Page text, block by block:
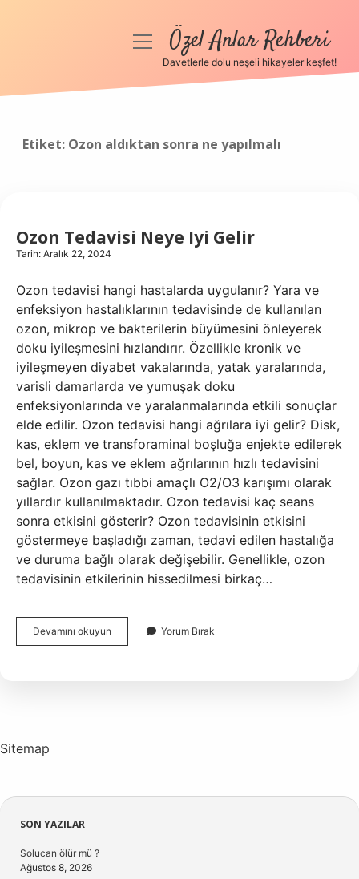
Anasayfa
menüyüÖzel Anlar Rehberi
Davetlerle dolu neşeli hikayeler keşfet!
Etiket: Ozon aldıktan sonra ne yapılmalı
Ozon Tedavisi Neye Iyi Gelir
Tarih: Aralık 22, 2024
Ozon tedavisi hangi hastalarda uygulanır? Yara ve
enfeksiyon hastalıklarının tedavisinde de kullanılan
ozon, mikrop ve bakterilerin büyümesini önleyerek
doku iyileşmesini hızlandırır. Özellikle kronik ve
iyileşmeyen diyabet vakalarında, yatak yaralarında,
varisli damarlarda ve yumuşak doku
enfeksiyonlarında ve yaralanmalarında etkili sonuçlar
elde edilir. Ozon tedavisi hangi ağrılara iyi gelir? Disk,
kas, eklem ve transforaminal boşluğa enjekte edilerek
bel, boyun, kas ve eklem ağrılarının hızlı tedavisini
sağlar. Ozon gazı tıbbi amaçlı O2/O3 karışımı olarak
yıllardır kullanılmaktadır. Ozon tedavisi kaç seans
sonra etkisini gösterir? Ozon tedavisinin etkisini
göstermeye başladığı zaman, tedavi edilen hastalığa
ve duruma bağlı olarak değişebilir. Genellikle, ozon
tedavisinin etkilerinin hissedilmesi birkaç…
Devamını okuyun
Tedavisi
Yorum Bırak
Sitemap
Sidebar
SON YAZILAR
Solucan ölür mü ?
Ağustos 8, 2026